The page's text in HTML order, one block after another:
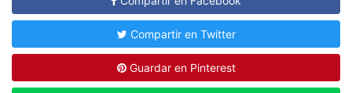
Compartir en Twitter
Guardar en Pinterest